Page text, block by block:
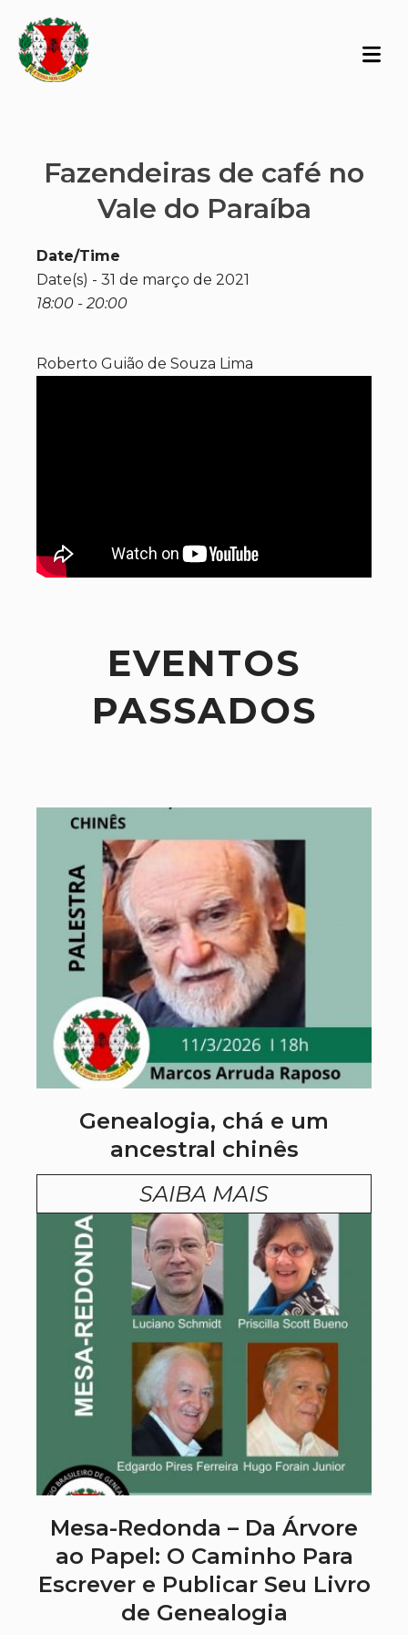
Fazendeiras de café no
Vale do Paraíba
Date/Time
Date(s) - 31 de março de 2021
18:00 - 20:00
Roberto Guião de Souza Lima
EVENTOS
PASSADOS
Genealogia, chá e um
ancestral chinês
SAIBA MAIS
Mesa-Redonda – Da Árvore
ao Papel: O Caminho Para
Escrever e Publicar Seu Livro
de Genealogia